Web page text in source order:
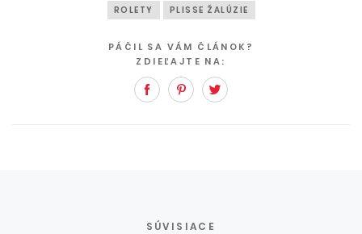
ROLETY PLISSE ŽALÚZIE
PÁČIL SA VÁM ČLÁNOK?
ZDIEĽAJTE NA:
FacebookPinterest
SÚVISIACE